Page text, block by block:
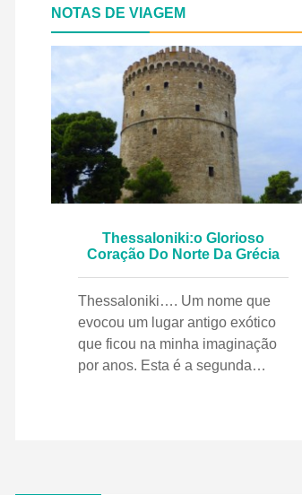
NOTAS DE VIAGEM
Thessaloniki:o Glorioso
Coração Do Norte Da Grécia
Thessaloniki…. Um nome que
evocou um lugar antigo exótico
que ficou na minha imaginação
por anos. Esta é a segunda